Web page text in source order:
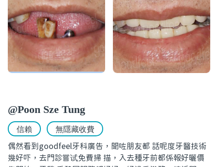
@Poon Sze Tung
信賴 無隱藏收費
偶然看到goodfeel牙科廣告，聞咗朋友都 話呢度牙醫技術
幾好吓，去門診嘗试免費掃 描，入去種牙前都係報好曬價